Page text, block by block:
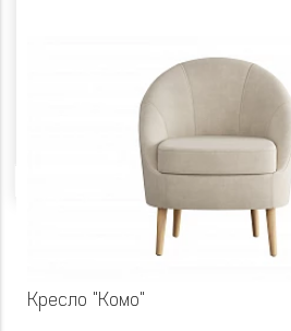
Кресло "Комо"